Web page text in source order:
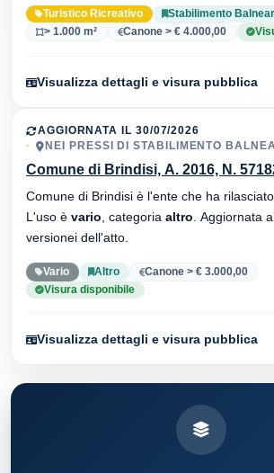
Turistico Ricreativo
Stabilimento
> 1.000 m²
Canone > € 4.000,00
Visualizza dettagli e visura pubblica
AGGIORNATA IL 30/07/2026
NEI PRESSI DI STABILIMENTO
Comune di Brindisi, A. 2016, N.
Comune di Brindisi è l'ente che ha
L'uso è vario , categoria altro
versionei dell'atto.
Vario Altro
Canone > € 3.000,00
Visura disponibile
Visualizza dettagli e visura pubblica